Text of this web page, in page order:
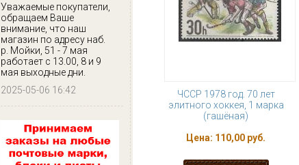
Уважаемые покупатели,
обращаем Ваше
внимание, что наш
магазин по адресу наб.
р. Мойки, 51 - 7 мая
работает с 13.00, 8 и 9
мая выходные дни.
2025-05-06 16:42
ЧССР 1978 год. 70 лет
элитного хоккея, 1 марка
(гашёная)
Цена: 110,00 руб.